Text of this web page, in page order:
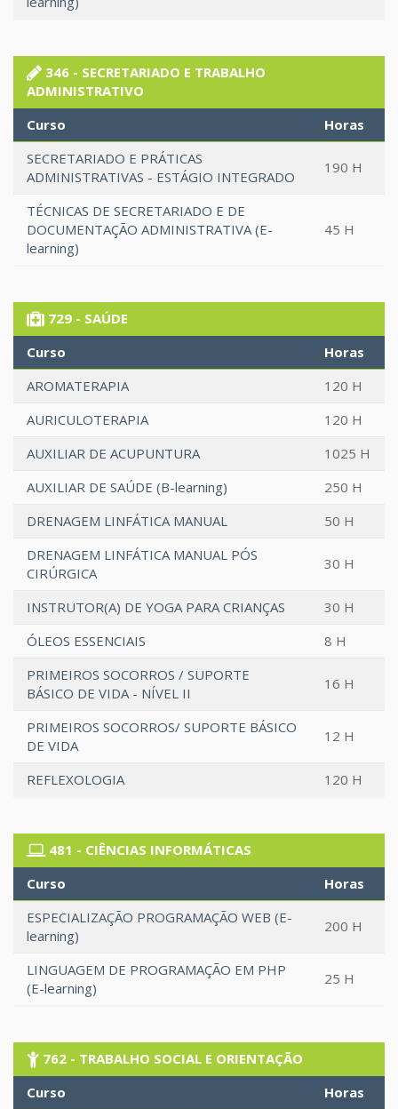
346 - SECRETARIADO E TRABALHO
ADMINISTRATIVO
Curso
Horas
SECRETARIADO E PRÁTICAS
ADMINISTRATIVAS - ESTÁGIO INTEGRADO
190 H
TÉCNICAS DE SECRETARIADO E DE
DOCUMENTAÇÃO ADMINISTRATIVA (E-
learning)
45 H
729 - SAÚDE
Curso
Horas
AROMATERAPIA
120 H
AURICULOTERAPIA
120 H
AUXILIAR DE ACUPUNTURA
1025 H
AUXILIAR DE SAÚDE (B-learning)
250 H
DRENAGEM LINFÁTICA MANUAL
50 H
DRENAGEM LINFÁTICA MANUAL PÓS
CIRÚRGICA
30 H
INSTRUTOR(A) DE YOGA PARA CRIANÇAS
30 H
ÓLEOS ESSENCIAIS
8 H
PRIMEIROS SOCORROS / SUPORTE
BÁSICO DE VIDA - NÍVEL II
16 H
PRIMEIROS SOCORROS/ SUPORTE BÁSICO
DE VIDA
12 H
REFLEXOLOGIA 120 H
481 - CIÊNCIAS INFORMÁTICAS
Curso
Horas
ESPECIALIZAÇÃO PROGRAMAÇÃO WEB (E-
learning)
200 H
LINGUAGEM DE PROGRAMAÇÃO EM PHP
(E-learning)
25 H
762 - TRABALHO SOCIAL E ORIENTAÇÃO
Curso
Horas